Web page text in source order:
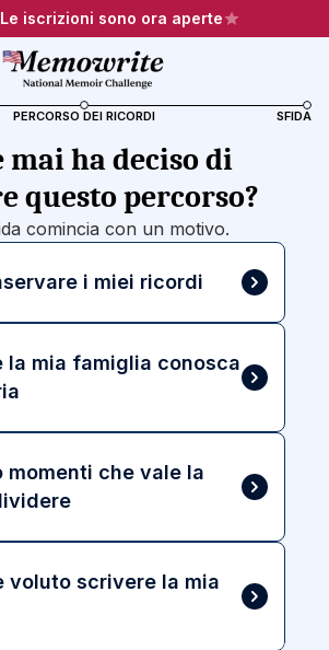
Le iscrizioni sono ora aperte
PERCORSO DEI RICORDI SFIDA
mai ha deciso di
questo percorso?
comincia con un motivo.
i miei ricordi
la mia famiglia conosca
momenti che vale la
voluto scrivere la mia